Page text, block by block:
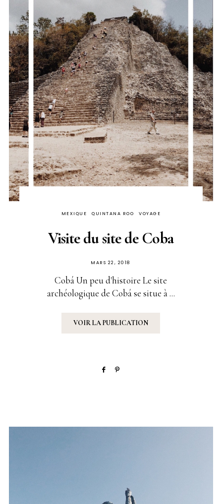
MEXIQUE QUINTANA ROO VOYAGE
Visite du site de Coba
PUBLIÉ
MARS 22, 2018
Cobá Un peu d'histoire Le site
archéologique de Cobá se situe à ...
VOIR LA PUBLICATION